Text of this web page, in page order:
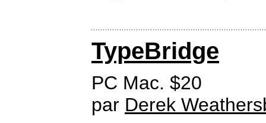
TypeBridge
PC Mac. $20
par Derek